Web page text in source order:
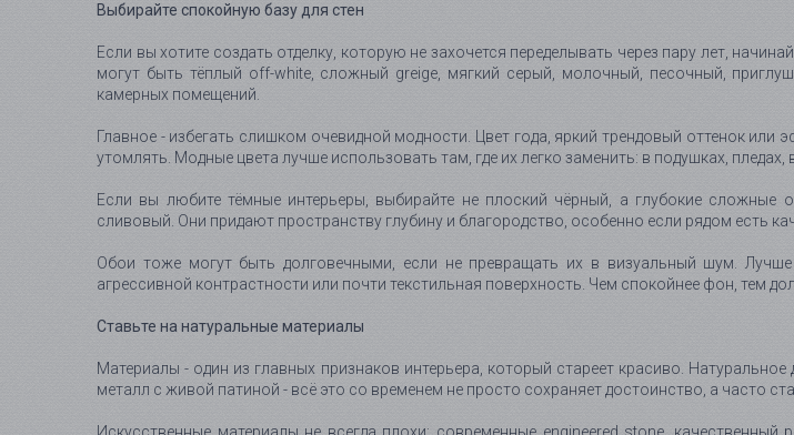
Выбирайте спокойную базу для стен
Если вы хотите создать отделку, которую не захочется переделывать через пару лет,
могут быть тёплый off-white, сложный greige, мягкий серый, молочный, песочный,
камерных помещений.
Главное - избегать слишком очевидной модности. Цвет года, яркий трендовый оттенок
утомлять. Модные цвета лучше использовать там, где их легко заменить: в подушках,
Если вы любите тёмные интерьеры, выбирайте не плоский чёрный, а глубокие сложные
сливовый. Они придают пространству глубину и благородство, особенно если рядом есть
Обои тоже могут быть долговечными, если не превращать их в визуальный шум.
агрессивной контрастности или почти текстильная поверхность. Чем спокойнее фон, тем
Ставьте на натуральные материалы
Материалы - один из главных признаков интерьера, который стареет красиво.
металл с живой патиной - всё это со временем не просто сохраняет достоинство, а часто